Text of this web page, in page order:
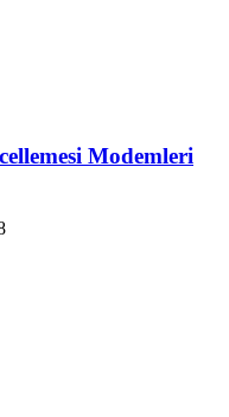
Modemleri